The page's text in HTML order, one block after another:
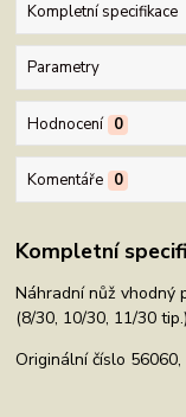
Kompletní specifikace
Parametry
Hodnocení 0
Komentáře 0
Kompletní
Náhradní nůž vhodný
(8/30, 10/30, 11/30 tip.)
Originální číslo